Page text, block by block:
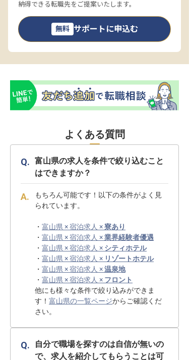
納得できる転職先をご提案いたします。
無料 サポートに申込む
よくある質問
富山県の求人を条件で絞り込むこと
はできますか？
もちろん可能です！以下の条件がよく見
られています。
・ 富山県 × 宿泊求人 ×寮あり
・ 富山県 × 宿泊求人 ×業界経験者優遇
・ 富山県 × 宿泊求人 × シティホテル
・ 富山県 × 宿泊求人 × リゾートホテル
・ 富山県 × 宿泊求人 ×温泉地
・ 富山県 × 宿泊求人 × フロント
他にも様々な条件で絞り込みができま
す！ 富山県の一覧ページからご確認くだ
さい。
自分で職場を探すのは自信が無いの
で、求人を紹介してもらうことは可